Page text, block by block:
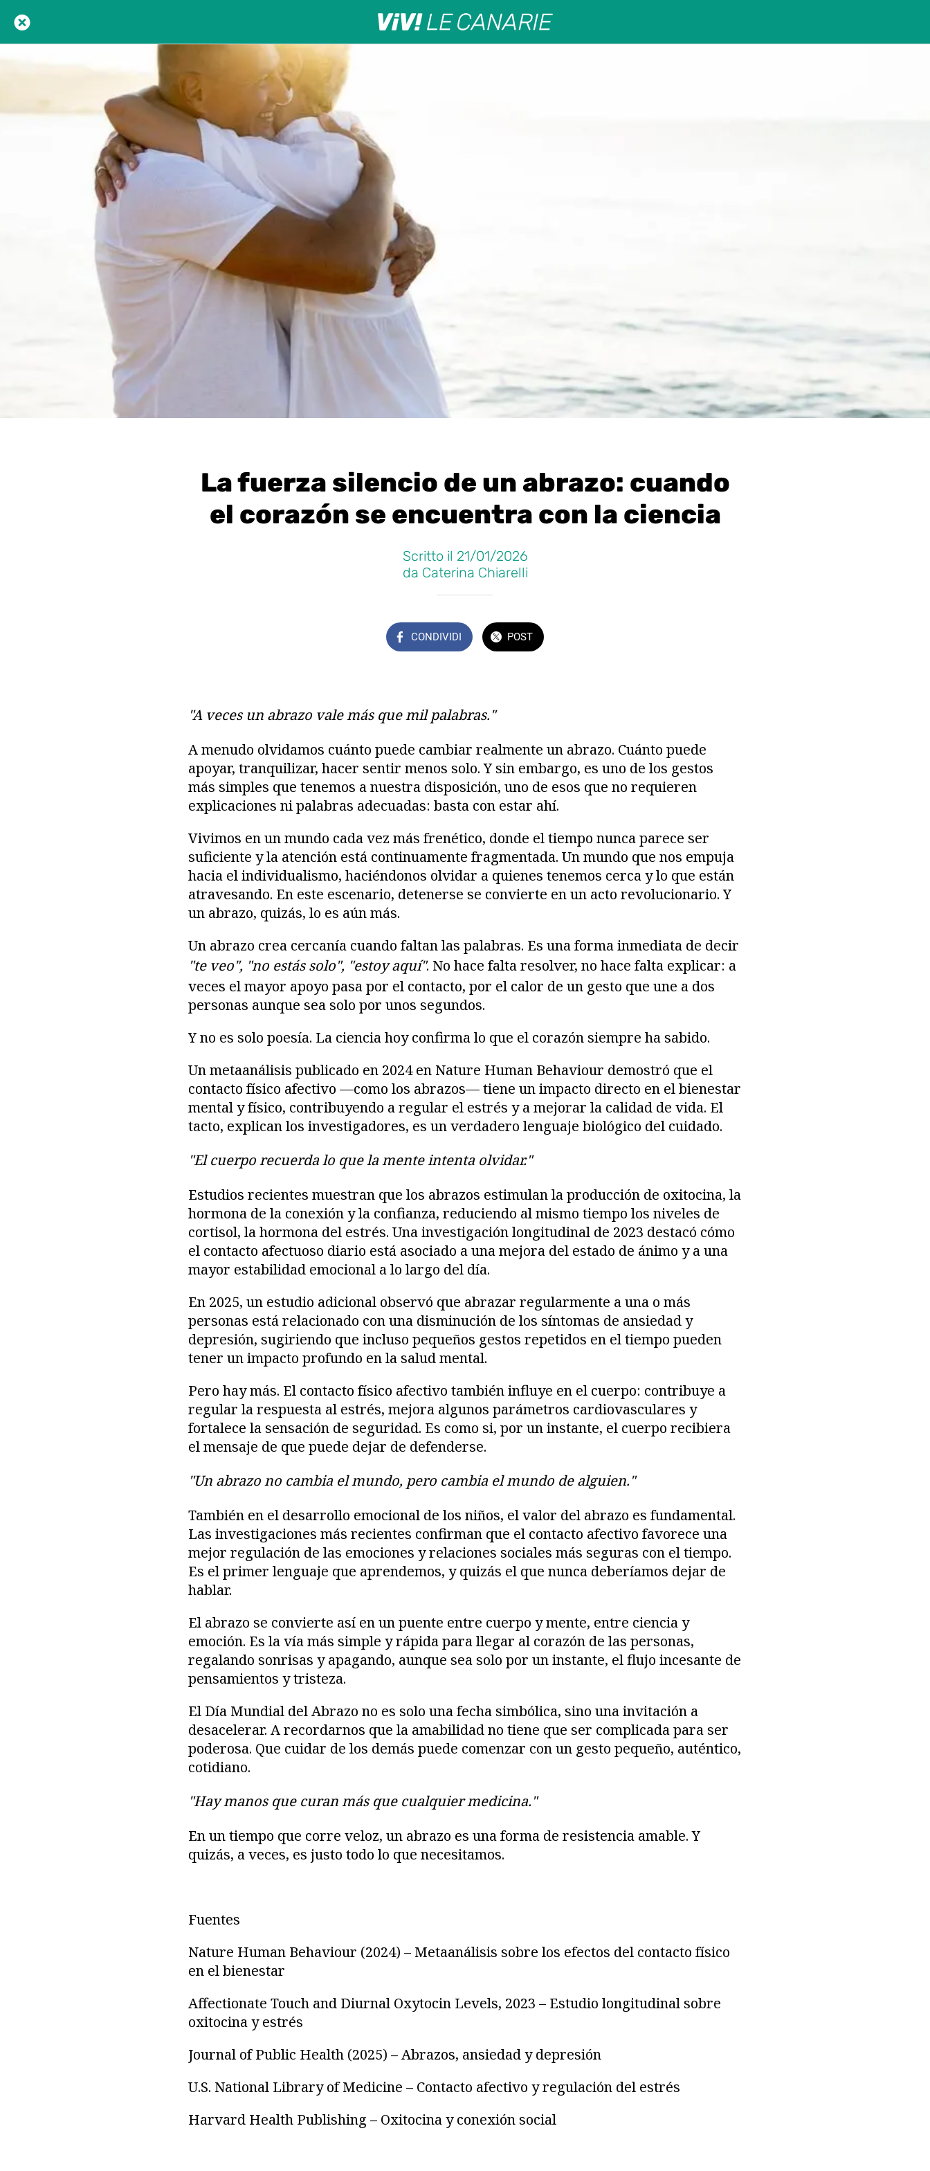
La fuerza silencio de un abrazo: cuando
el corazón se encuentra con la ciencia
Scritto il 21/01/2026
da Caterina Chiarelli
CONDIVIDI POST
"A veces un abrazo vale más que mil palabras."
A menudo olvidamos cuánto puede cambiar realmente un abrazo. Cuánto puede
apoyar, tranquilizar, hacer sentir menos solo. Y sin embargo, es uno de los gestos
más simples que tenemos a nuestra disposición, uno de esos que no requieren
explicaciones ni palabras adecuadas: basta con estar ahí.
Vivimos en un mundo cada vez más frenético, donde el tiempo nunca parece ser
suficiente y la atención está continuamente fragmentada. Un mundo que nos empuja
hacia el individualismo, haciéndonos olvidar a quienes tenemos cerca y lo que están
atravesando. En este escenario, detenerse se convierte en un acto revolucionario. Y
un abrazo, quizás, lo es aún más.
Un abrazo crea cercanía cuando faltan las palabras. Es una forma inmediata de decir
"te veo", "no estás solo", "estoy aquí". No hace falta resolver, no hace falta explicar: a
veces el mayor apoyo pasa por el contacto, por el calor de un gesto que une a dos
personas aunque sea solo por unos segundos.
Y no es solo poesía. La ciencia hoy confirma lo que el corazón siempre ha sabido.
Un metaanálisis publicado en 2024 en Nature Human Behaviour demostró que el
contacto físico afectivo —como los abrazos— tiene un impacto directo en el bienestar
mental y físico, contribuyendo a regular el estrés y a mejorar la calidad de vida. El
tacto, explican los investigadores, es un verdadero lenguaje biológico del cuidado.
"El cuerpo recuerda lo que la mente intenta olvidar."
Estudios recientes muestran que los abrazos estimulan la producción de oxitocina, la
hormona de la conexión y la confianza, reduciendo al mismo tiempo los niveles de
cortisol, la hormona del estrés. Una investigación longitudinal de 2023 destacó cómo
el contacto afectuoso diario está asociado a una mejora del estado de ánimo y a una
mayor estabilidad emocional a lo largo del día.
En 2025, un estudio adicional observó que abrazar regularmente a una o más
personas está relacionado con una disminución de los síntomas de ansiedad y
depresión, sugiriendo que incluso pequeños gestos repetidos en el tiempo pueden
tener un impacto profundo en la salud mental.
Pero hay más. El contacto físico afectivo también influye en el cuerpo: contribuye a
regular la respuesta al estrés, mejora algunos parámetros cardiovasculares y
fortalece la sensación de seguridad. Es como si, por un instante, el cuerpo recibiera
el mensaje de que puede dejar de defenderse.
"Un abrazo no cambia el mundo, pero cambia el mundo de alguien."
También en el desarrollo emocional de los niños, el valor del abrazo es fundamental.
Las investigaciones más recientes confirman que el contacto afectivo favorece una
mejor regulación de las emociones y relaciones sociales más seguras con el tiempo.
Es el primer lenguaje que aprendemos, y quizás el que nunca deberíamos dejar de
hablar.
El abrazo se convierte así en un puente entre cuerpo y mente, entre ciencia y
emoción. Es la vía más simple y rápida para llegar al corazón de las personas,
regalando sonrisas y apagando, aunque sea solo por un instante, el flujo incesante de
pensamientos y tristeza.
El Día Mundial del Abrazo no es solo una fecha simbólica, sino una invitación a
desacelerar. A recordarnos que la amabilidad no tiene que ser complicada para ser
poderosa. Que cuidar de los demás puede comenzar con un gesto pequeño, auténtico,
cotidiano.
"Hay manos que curan más que cualquier medicina."
En un tiempo que corre veloz, un abrazo es una forma de resistencia amable. Y
quizás, a veces, es justo todo lo que necesitamos.
Fuentes
Nature Human Behaviour (2024) – Metaanálisis sobre los efectos del contacto físico
en el bienestar
Affectionate Touch and Diurnal Oxytocin Levels, 2023 – Estudio longitudinal sobre
oxitocina y estrés
Journal of Public Health (2025) – Abrazos, ansiedad y depresión
U.S. National Library of Medicine – Contacto afectivo y regulación del estrés
Harvard Health Publishing – Oxitocina y conexión social